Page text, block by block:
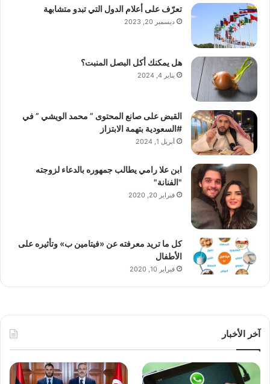
تعرّف على أعلام الدول التي تبدو متشابهة
ديسمبر 20, 2023
هل يمكنك أكل البصل المنبت؟
يناير 4, 2024
القبض على صانع المحتوى ” محمد الويشي ” في
#السعودية بتهمة الابتزاز
أبريل 1, 2024
ابن علا رامي يطالب جمهوره بالدعاء لزوجته
"الفنانة"
فبراير 20, 2020
كل ما تريد معرفته عن «فيتامين ب» وتأثيره على
الأطفال
فبراير 10, 2020
آخر الأخبار